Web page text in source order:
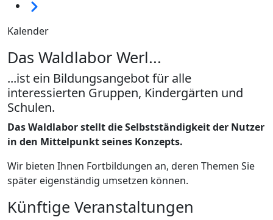
Weiter
Kalender
Das Waldlabor Werl...
...ist ein Bildungsangebot für alle
interessierten Gruppen, Kindergärten und
Schulen.
Das Waldlabor stellt die Selbstständigkeit der Nutzer
in den Mittelpunkt seines Konzepts.
Wir bieten Ihnen Fortbildungen an, deren Themen Sie
später eigenständig umsetzen können.
Künftige Veranstaltungen